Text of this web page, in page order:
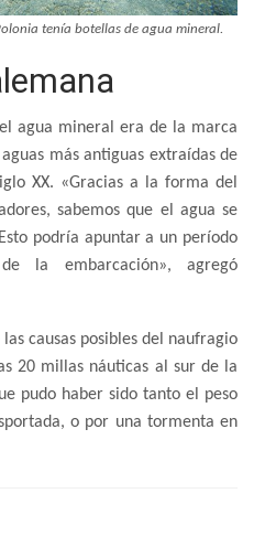
tenía botellas de agua mineral.
agua mineral era de la marca
más antiguas extraídas de
XX. «Gracias a la forma del
sabemos que el agua se
podría apuntar a un período
la embarcación», agregó
causas posibles del naufragio
20 millas náuticas al sur de la
pudo haber sido tanto el peso
o por una tormenta en